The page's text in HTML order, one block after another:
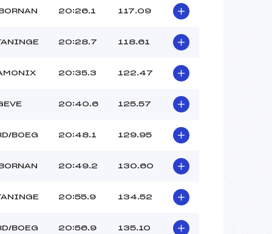
20:26.1 117.09
20:28.7 118.61
20:35.3 122.47
20:40.6 125.57
BOEG 20:48.1 129.95
20:49.2 130.60
20:55.9 134.52
BOEG 20:56.9 135.10